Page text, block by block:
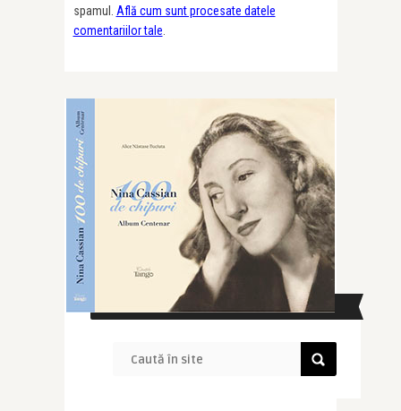
spamul. Află cum sunt procesate datele
comentariilor tale
CAUTĂ ÎN SITE